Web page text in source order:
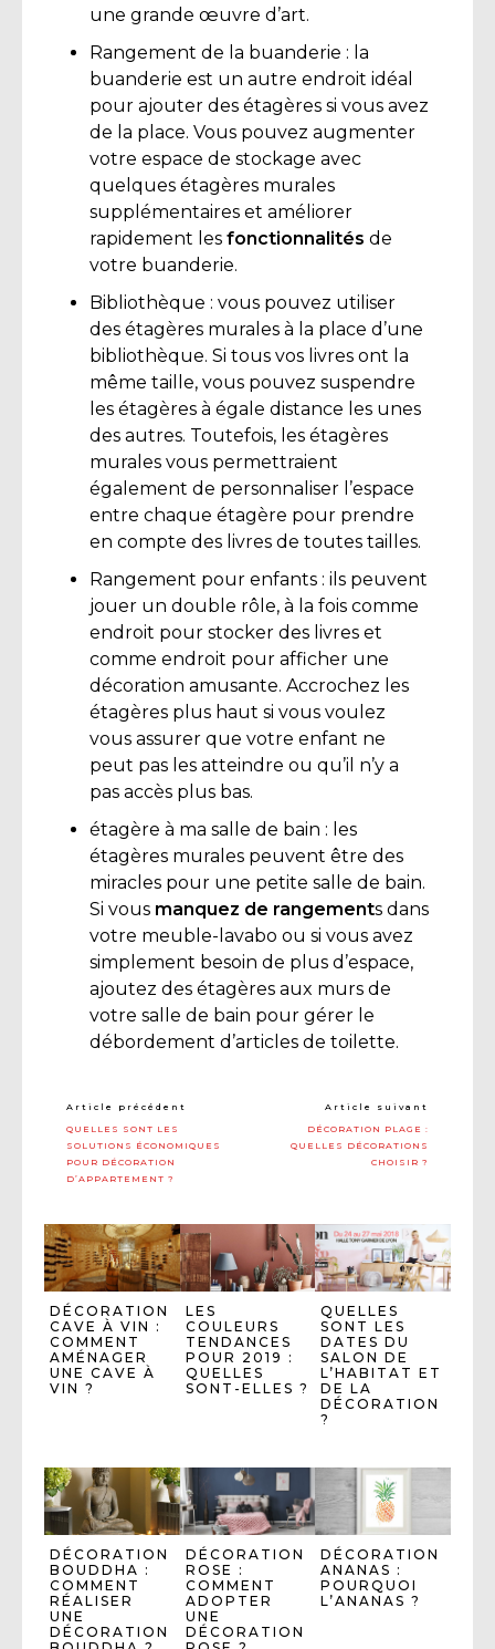
une grande œuvre d’art.
Rangement de la buanderie : la
buanderie est un autre endroit idéal
pour ajouter des étagères si vous avez
de la place. Vous pouvez augmenter
votre espace de stockage avec
quelques étagères murales
supplémentaires et améliorer
rapidement les fonctionnalités de
votre buanderie.
Bibliothèque : vous pouvez utiliser
des étagères murales à la place d’une
bibliothèque. Si tous vos livres ont la
même taille, vous pouvez suspendre
les étagères à égale distance les unes
des autres. Toutefois, les étagères
murales vous permettraient
également de personnaliser l’espace
entre chaque étagère pour prendre
en compte des livres de toutes tailles.
Rangement pour enfants : ils peuvent
jouer un double rôle, à la fois comme
endroit pour stocker des livres et
comme endroit pour afficher une
décoration amusante. Accrochez les
étagères plus haut si vous voulez
vous assurer que votre enfant ne
peut pas les atteindre ou qu’il n’y a
pas accès plus bas.
étagère à ma salle de bain : les
étagères murales peuvent être des
miracles pour une petite salle de bain.
Si vous manquez de rangements dans
votre meuble-lavabo ou si vous avez
simplement besoin de plus d’espace,
ajoutez des étagères aux murs de
votre salle de bain pour gérer le
débordement d’articles de toilette.
Article précédent
QUELLES SONT LES
SOLUTIONS ÉCONOMIQUES
POUR DÉCORATION
D’APPARTEMENT ?
Article suivant
DÉCORATION PLAGE :
QUELLES DÉCORATIONS
CHOISIR ?
DÉCORATION
CAVE À VIN :
COMMENT
AMÉNAGER
UNE CAVE À
VIN ?
LES
COULEURS
TENDANCES
POUR 2019 :
QUELLES
SONT-ELLES ?
QUELLES
SONT LES
DATES DU
SALON DE
L’HABITAT ET
DE LA
DÉCORATION
?
DÉCORATION
BOUDDHA :
COMMENT
RÉALISER
UNE
DÉCORATION
DÉCORATION
ROSE :
COMMENT
ADOPTER
UNE
DÉCORATION
DÉCORATION
ANANAS :
POURQUOI
L’ANANAS ?